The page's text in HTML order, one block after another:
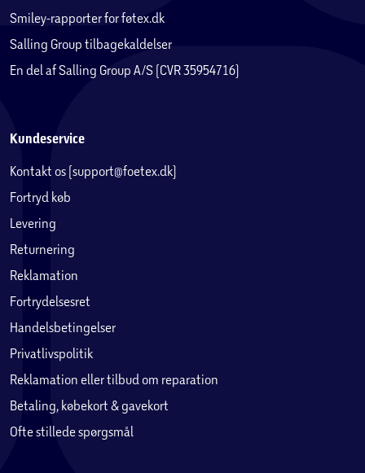
Smiley-rapporter for føtex.dk
Salling Group tilbagekaldelser
En del af Salling Group A/S (CVR 35954716)
Kundeservice
Kontakt os (support@foetex.dk)
Fortryd køb
Levering
Returnering
Reklamation
Fortrydelsesret
Handelsbetingelser
Privatlivspolitik
Reklamation eller tilbud om reparation
Betaling, købekort & gavekort
Ofte stillede spørgsmål